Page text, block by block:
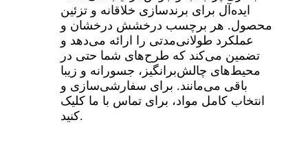
ایده‌آل برای برندسازی خلاقانه و تزئین
محصول. هر برچسب درخشش درخشان و
عملکرد طولانی‌مدتی را ارائه می‌دهد و
تضمین می‌کند که طرح‌های شما حتی در
محیط‌های چالش‌برانگیز، جسورانه و زیبا
باقی می‌مانند. برای سفارشی‌سازی و
انتخاب کامل مواد، برای تماس با ما کلیک
کنید.